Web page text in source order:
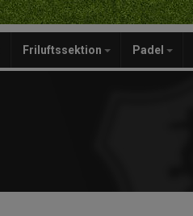
Friluftssektion Padel